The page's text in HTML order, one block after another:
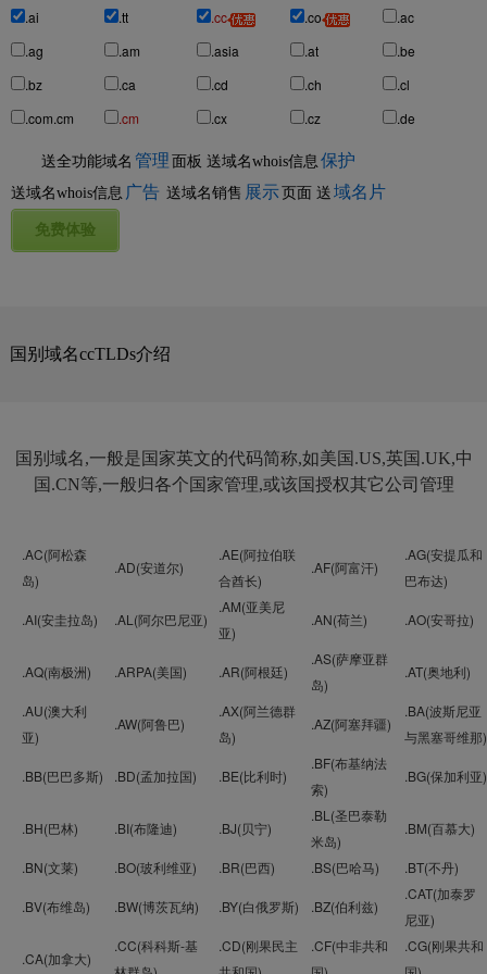
.ai .tt .cc .co
.ac
.ag
.am .asia .at
.be
.bz
.ca .cd .ch
.cl
.com.cm
.cm .cx .cz .de
送全功能域名 管理 面板 送域名whois信息 保护
送域名whois信息 广告 送域名销售 展示 页面 送 域名片
国别域名ccTLDs介绍
国别域名,一般是国家英文的代码简称,如美国.US,英国.UK,中
国.CN等,一般归各个国家管理,或该国授权其它公司管理
.AC(阿松森
岛)
.AD(安道尔)
.AE(阿拉伯联
合酋长)
.AF(阿富汗)
.AG(安提瓜和
巴布达)
.AI(安圭拉岛) .AL(阿尔巴尼亚)
.AM(亚美尼
亚)
.AN(荷兰) .AO(安哥拉)
.AQ(南极洲) .ARPA(美国) .AR(阿根廷)
.AS(萨摩亚群
岛)
.AT(奥地利)
.AU(澳大利
亚)
.AW(阿鲁巴)
.AX(阿兰德群
岛)
.AZ(阿塞拜疆)
.BA(波斯尼亚
与黑塞哥维那)
.BB(巴巴多斯) .BD(孟加拉国) .BE(比利时)
.BF(布基纳法
索)
.BG(保加利亚)
.BH(巴林) .BI(布隆迪) .BJ(贝宁)
.BL(圣巴泰勒
米岛)
.BM(百慕大)
.BN(文莱) .BO(玻利维亚) .BR(巴西) .BS(巴哈马) .BT(不丹)
.BV(布维岛) .BW(博茨瓦纳) .BY(白俄罗斯) .BZ(伯利兹)
.CAT(加泰罗
尼亚)
.CA(加拿大)
.CC(科科斯-基
.CD(刚果民主
.CF(中非共和
.CG(刚果共和